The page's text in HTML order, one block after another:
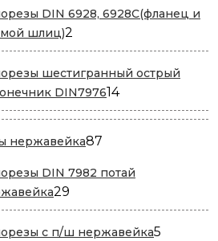
DIN 6928, 6928С(фланец и
шлиц)2
товара
шестигранный острый
DIN79761414
товаров
нержавейка87
DIN 7982 потай
29
товаров
с п/ш нержавейка5